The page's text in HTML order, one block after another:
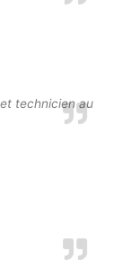
technicien au